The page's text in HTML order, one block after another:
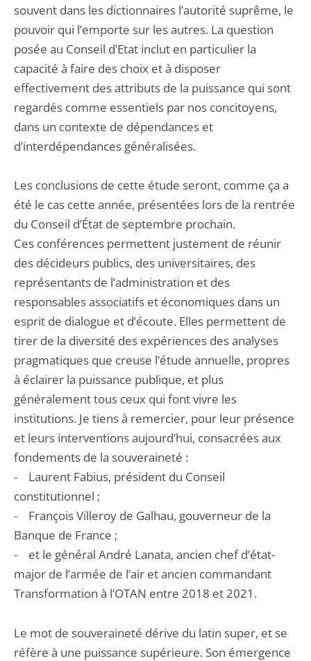
souvent dans les dictionnaires l’autorité suprême, le
pouvoir qui l’emporte sur les autres. La question
posée au Conseil d’Etat inclut en particulier la
capacité à faire des choix et à disposer
effectivement des attributs de la puissance qui sont
regardés comme essentiels par nos concitoyens,
dans un contexte de dépendances et
d’interdépendances généralisées.
Les conclusions de cette étude seront, comme ça a
été le cas cette année, présentées lors de la rentrée
du Conseil d’État de septembre prochain.
Ces conférences permettent justement de réunir
des décideurs publics, des universitaires, des
représentants de l’administration et des
responsables associatifs et économiques dans un
esprit de dialogue et d’écoute. Elles permettent de
tirer de la diversité des expériences des analyses
pragmatiques que creuse l’étude annuelle, propres
à éclairer la puissance publique, et plus
généralement tous ceux qui font vivre les
institutions. Je tiens à remercier, pour leur présence
et leurs interventions aujourd’hui, consacrées aux
fondements de la souveraineté :
- Laurent Fabius, président du Conseil
constitutionnel ;
- François Villeroy de Galhau, gouverneur de la
Banque de France ;
- et le général André Lanata, ancien chef d’état-
major de l’armée de l’air et ancien commandant
Transformation à l’OTAN entre 2018 et 2021.
Le mot de souveraineté dérive du latin super, et se
réfère à une puissance supérieure. Son émergence